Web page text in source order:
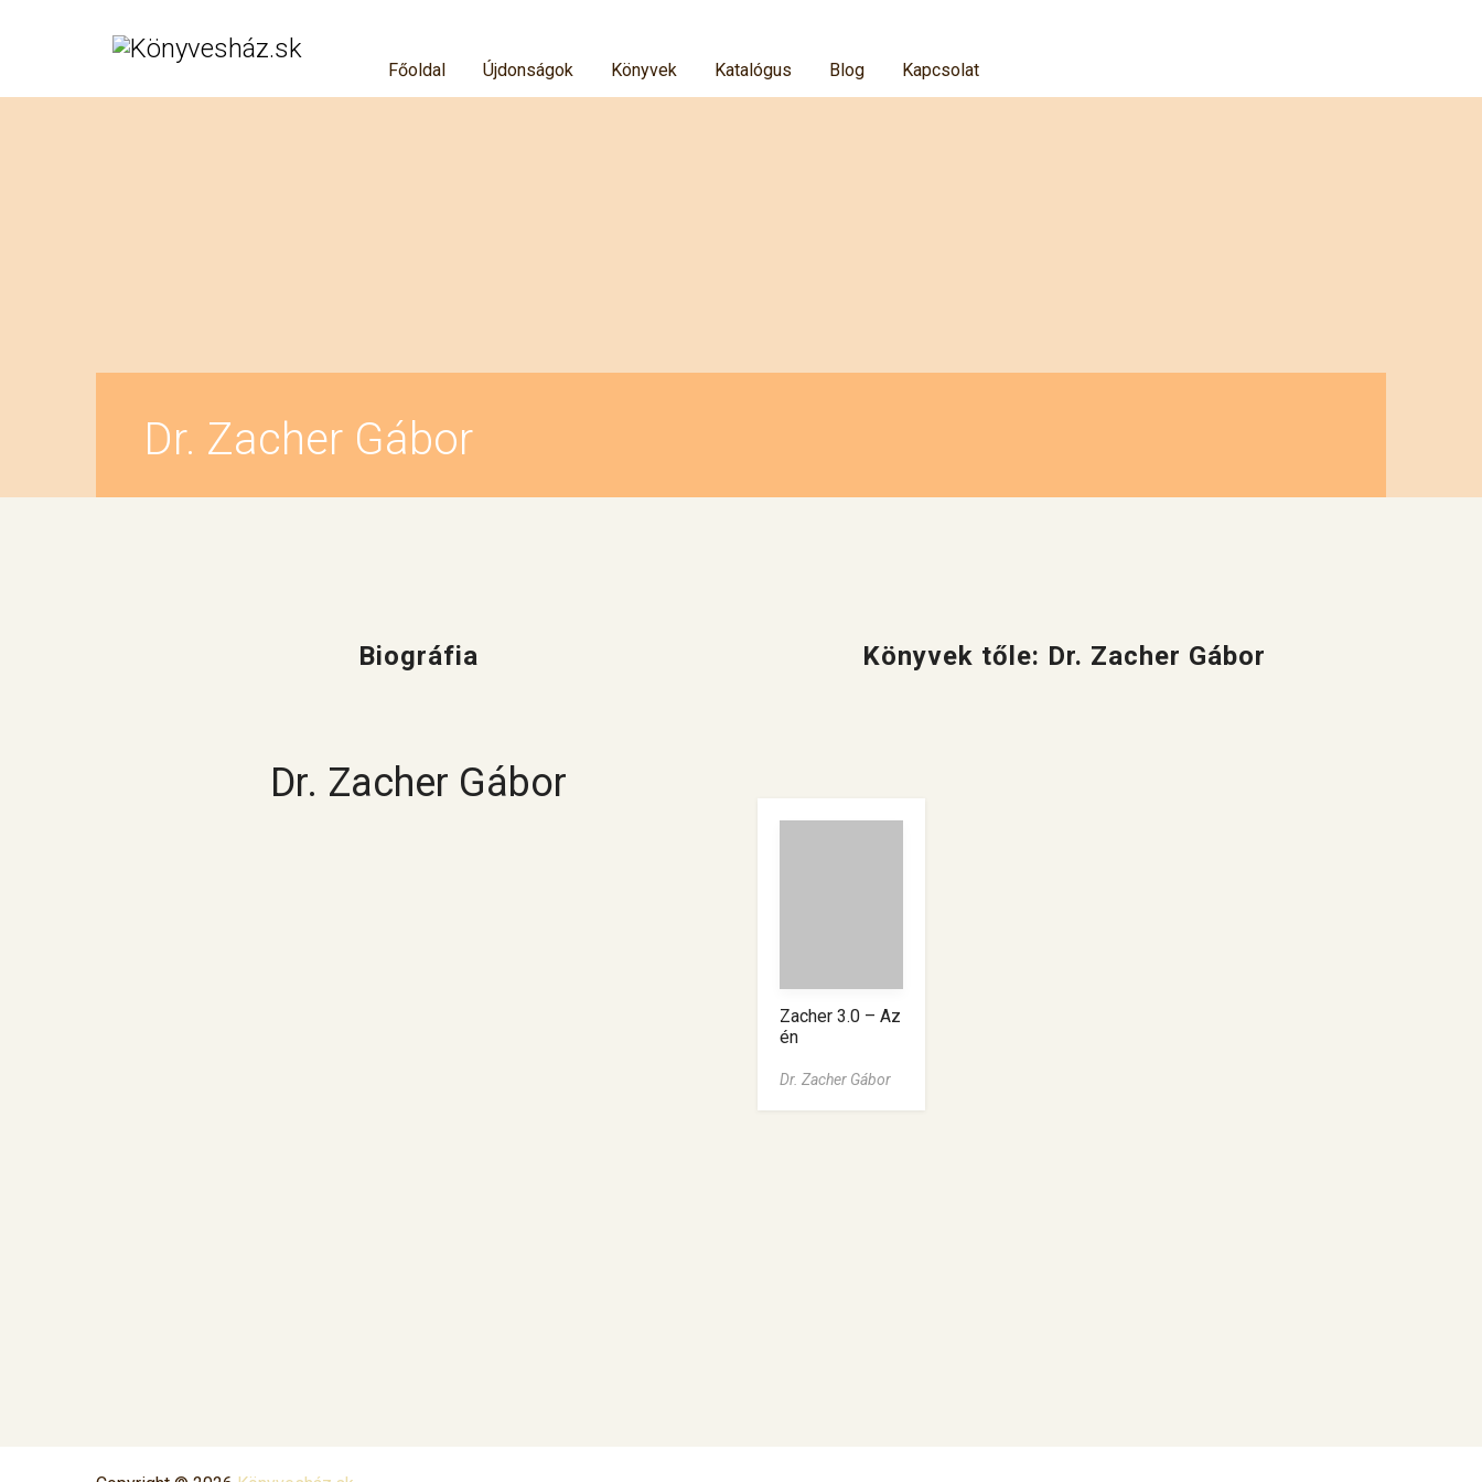
Főoldal Újdonságok Könyvek Katalógus Blog Kapcsolat
Dr. Zacher Gábor
Biográfia
Dr. Zacher Gábor
Könyvek tőle: Dr. Zacher Gábor
Zacher 3.0 – Az
én
om
Dr. Zacher Gábor